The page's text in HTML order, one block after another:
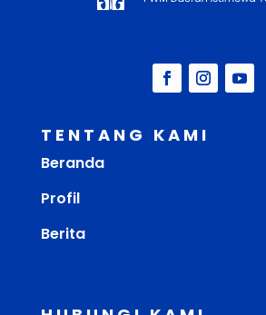
TENTANG KAMI
Beranda
Profil
Berita